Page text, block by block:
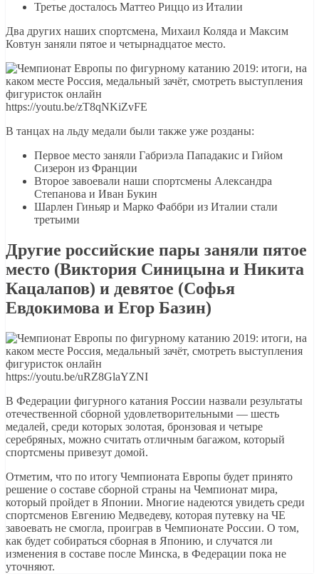
Третье досталось Маттео Риццо из Италии
Два других наших спортсмена, Михаил Коляда и Максим
Ковтун заняли пятое и четырнадцатое место.
https://youtu.be/zT8qNKiZvFE
В танцах на льду медали были также уже розданы:
Первое место заняли Габриэла Пападакис и Гийом
Сизерон из Франции
Второе завоевали наши спортсмены Александра
Степанова и Иван Букин
Шарлен Гиньяр и Марко Фаббри из Италии стали
третьими
Другие российские пары заняли пятое
место (Виктория Синицына и Никита
Кацалапов) и девятое (Софья
Евдокимова и Егор Базин)
https://youtu.be/uRZ8GlaYZNI
В Федерации фигурного катания России назвали результаты
отечественной сборной удовлетворительными — шесть
медалей, среди которых золотая, бронзовая и четыре
серебряных, можно считать отличным багажом, который
спортсмены привезут домой.
Отметим, что по итогу Чемпионата Европы будет принято
решение о составе сборной страны на Чемпионат мира,
который пройдет в Японии. Многие надеются увидеть среди
спортсменов Евгению Медведеву, которая путевку на ЧЕ
завоевать не смогла, проиграв в Чемпионате России. О том,
как будет собираться сборная в Японию, и случатся ли
изменения в составе после Минска, в Федерации пока не
уточняют.